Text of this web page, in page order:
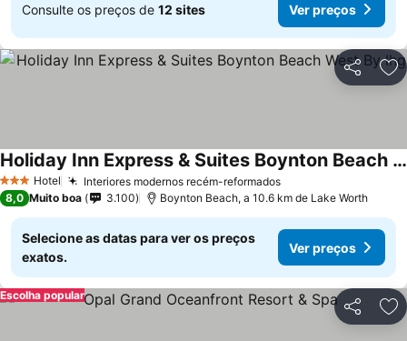
Consulte os preços de 12 sites Ver preços
Partilhar
3 EstrelasHotel Interiores modernos recém-reformadosVer preços
Holiday Inn Express & Suites Boynton Beach West By Ihg
Ver preços
8,0 Muito boa 3.100 Boynton Beach, a 10.6 km de Lake Worth
Selecione as datas para ver os preços
exatos.
Ver preços
Partilhar
Escolha popular